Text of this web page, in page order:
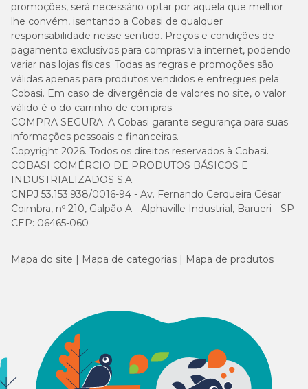
promoções, será necessário optar por aquela que melhor
lhe convém, isentando a Cobasi de qualquer
responsabilidade nesse sentido. Preços e condições de
pagamento exclusivos para compras via internet, podendo
variar nas lojas físicas. Todas as regras e promoções são
válidas apenas para produtos vendidos e entregues pela
Cobasi. Em caso de divergência de valores no site, o valor
válido é o do carrinho de compras.
COMPRA SEGURA. A Cobasi garante segurança para suas
informações pessoais e financeiras.
Copyright 2026. Todos os direitos reservados à Cobasi.
COBASI COMÉRCIO DE PRODUTOS BÁSICOS E
INDUSTRIALIZADOS S.A.
CNPJ 53.153.938/0016-94 - Av. Fernando Cerqueira César
Coimbra, nº 210, Galpão A - Alphaville Industrial, Barueri - SP
CEP: 06465-060
Mapa do site Mapa de categorias Mapa de produtos